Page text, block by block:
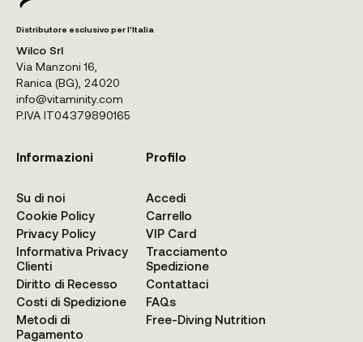
Distributore esclusivo per l'Italia
Wilco Srl
Via Manzoni 16,
Ranica (BG), 24020
info@vitaminity.com
P.IVA IT04379890165
Informazioni
Su di noi
Cookie Policy
Privacy Policy
Informativa Privacy
Clienti
Diritto di Recesso
Costi di Spedizione
Metodi di
Pagamento
Profilo
Accedi
Carrello
VIP Card
Tracciamento
Spedizione
Contattaci
FAQs
Free-Diving Nutrition